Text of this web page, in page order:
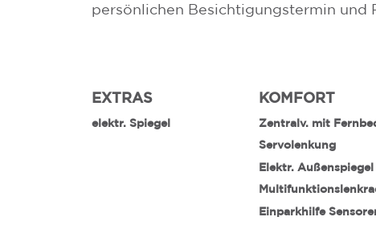
persönlichen Besichtigungstermin und
EXTRAS
elektr. Spiegel
KOMFORT
Zentralv. mit
Servolenkung
Elektr. Außenspiegel
Einparkhilfe